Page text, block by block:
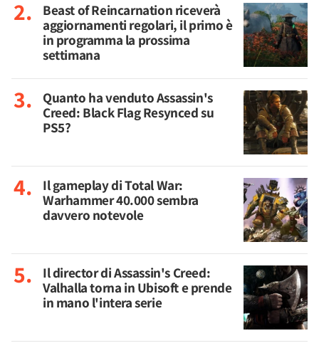
Beast of Reincarnation riceverà
aggiornamenti regolari, il primo è
in programma la prossima
settimana
Quanto ha venduto Assassin's
Creed: Black Flag Resynced su
PS5?
Il gameplay di Total War:
Warhammer 40.000 sembra
davvero notevole
Il director di Assassin's Creed:
Valhalla torna in Ubisoft e prende
in mano l'intera serie